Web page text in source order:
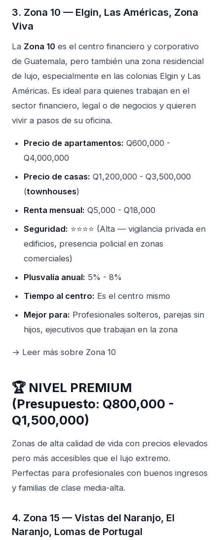
3. Zona 10 — Elgin, Las Américas, Zona
Viva
La Zona 10 es el centro financiero y corporativo
de Guatemala, pero también una zona residencial
de lujo, especialmente en las colonias Elgin y Las
Américas. Es ideal para quienes trabajan en el
sector financiero, legal o de negocios y quieren
vivir a pasos de su oficina.
Precio de apartamentos: Q600,000 -
Q4,000,000
Precio de casas: Q1,200,000 - Q3,500,000
(townhouses)
Renta mensual: Q5,000 - Q18,000
Seguridad: ⭐⭐⭐⭐ (Alta — vigilancia privada en
edificios, presencia policial en zonas
comerciales)
Plusvalía anual: 5% - 8%
Tiempo al centro: Es el centro mismo
Mejor para: Profesionales solteros, parejas sin
hijos, ejecutivos que trabajan en la zona
→ Leer más sobre Zona 10
🏆 NIVEL PREMIUM
(Presupuesto: Q800,000 -
Q1,500,000)
Zonas de alta calidad de vida con precios elevados
pero más accesibles que el lujo extremo.
Perfectas para profesionales con buenos ingresos
y familias de clase media-alta.
4. Zona 15 — Vistas del Naranjo, El
Naranjo, Lomas de Portugal